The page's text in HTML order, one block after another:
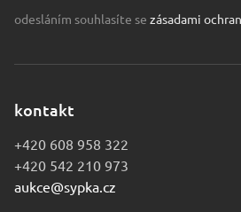
odesláním souhlasíte se zásadami
kontakt
+420 608 958 322
+420 542 210 973
aukce@sypka.cz